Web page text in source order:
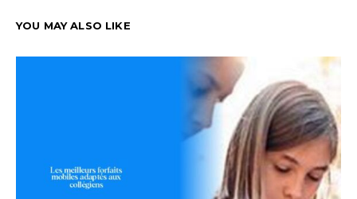
YOU MAY ALSO LIKE